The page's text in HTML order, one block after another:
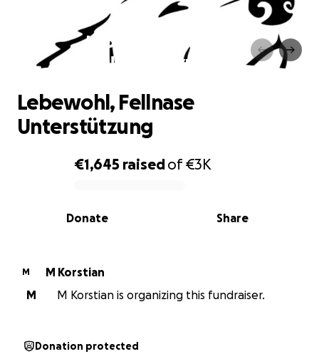
Lebewohl, Fellnase
Unterstützung
0% complete
€1,645 raisedof€3K
Share
Donate
Lebewohl, Fellnase
Unterstützung
M
M Korstian
M
M Korstian is organizing this fundraiser.
Donation protected